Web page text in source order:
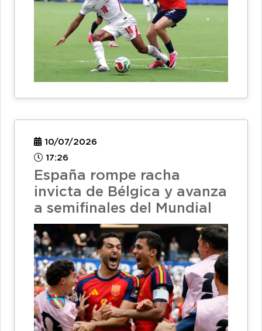
10/07/2026
17:26
España rompe racha
invicta de Bélgica y avanza
a semifinales del Mundial